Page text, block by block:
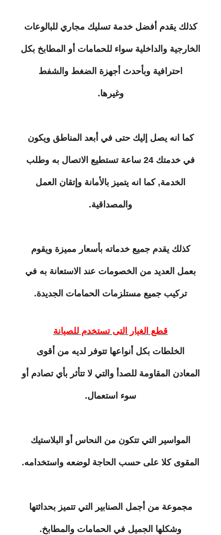
كذلك يقدم أفضل خدمة تسليك مجاري للبالوعات
الخارجية والداخلية سواء للحمامات أو المطابخ بكل
احترافية وبأحدث أجهزة الضغط والشفط
وغيرها.
كما انه يصل إليك حتى في أبعد المناطق ويكون
في خدمتك 24 ساعة تستطيع الاتصال به وطلب
الخدمة, كما انه يتميز بالأمانة وإتقان العمل
والمصداقية.
كذلك يقدم جميع خدماته بأسعار مميزة ويقوم
بعمل العديد من الخصومات عند الاستعانة به في
تركيب جميع مستلزمات الحمامات الجديدة.
قطع الغيار التى تستخدم للصيانة
الخلطات بكل أنواعها تتوفر لديه من أقوى
المعادن المقاومة للصدأ والتي لا تتأثر بأي تصادم أو
سوء استعمال.
المواسير التي تتكون من النحاس أو البلاستيك
المقوى كلا على حسب الحاجة لوضعه واستخدامه.
مجموعة من أجمل الصنابير التي تتميز بحداثتها
وشكلها الجميل في الحمامات والمطابخ.